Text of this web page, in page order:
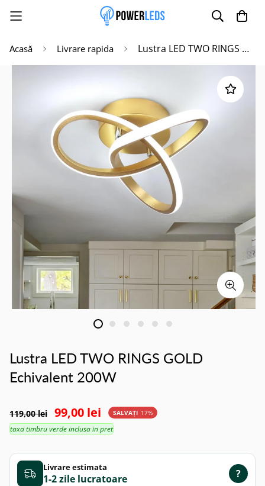
Acasă Livrare rapida Lustra LED TWO RINGS GOLD Echivalent 200W
Lustra LED TWO RINGS GOLD
Echivalent 200W
119,00 lei 99,00 lei SALVAȚI 17%
taxa timbru verde inclusa in pret
Livrare estimata
1-2 zile ?